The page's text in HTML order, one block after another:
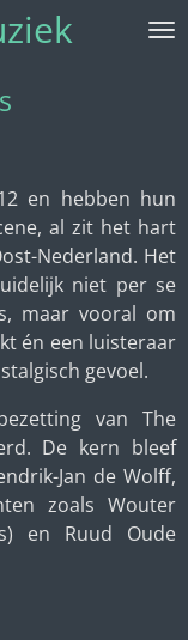
en hebben hun
al zit het hart
Nederland. Het
niet per se
maar vooral om
én een luisteraar
gevoel.
van The
De kern bleef
Jan de Wolff,
zoals Wouter
en Ruud Oude